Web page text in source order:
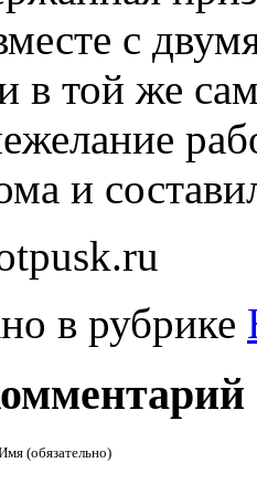
с
в той же
и
в рубрике
(обязательно)